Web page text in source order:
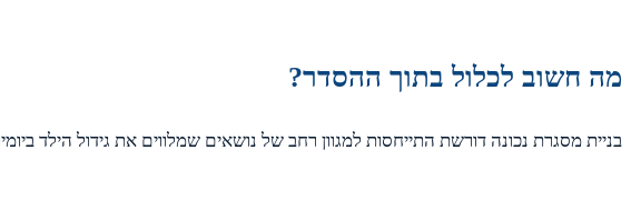
מה חשוב לכלול בתוך ההסדר?
בניית מסגרת נכונה דורשת התייחסות למגוון רחב של נושאים שמלווים את גידול הילד